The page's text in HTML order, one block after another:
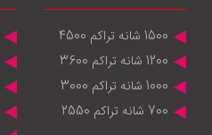
1500 شانه تراکم 4500
1200 شانه تراکم 3600
1000 شانه تراکم 3000
700 شانه تراکم 2550